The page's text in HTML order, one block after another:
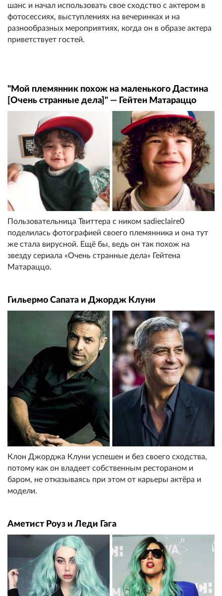
шанс и начал использовать свое сходство с актером в
фотосессиях, выступлениях на вечеринках и на
разнообразных мероприятиях, когда он в образе актера
приветствует гостей.
"Мой племянник похож на маленького Дастина
[Очень странные дела]" — Гейтен Матараццо
Пользовательница Твиттера с ником sadieclaire0
поделилась фотографией своего племянника и она тут
же стала вирусной. Ещё бы, ведь он так похож на
звезду сериала «Очень странные дела» Гейтена
Матараццо.
Гильермо Сапата и Джордж Клуни
Клон Джорджа Клуни успешен и без своего сходства,
потому как он владеет собственным рестораном и
баром, не отказываясь при этом от карьеры актёра и
модели.
Аметист Роуз и Леди Гага